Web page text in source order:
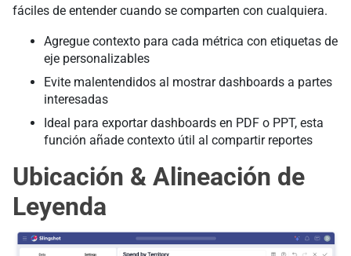
fáciles de entender cuando se comparten con cualquiera.
Agregue contexto para cada métrica con etiquetas de
eje personalizables
Evite malentendidos al mostrar dashboards a partes
interesadas
Ideal para exportar dashboards en PDF o PPT, esta
función añade contexto útil al compartir reportes
Ubicación & Alineación de
Leyenda